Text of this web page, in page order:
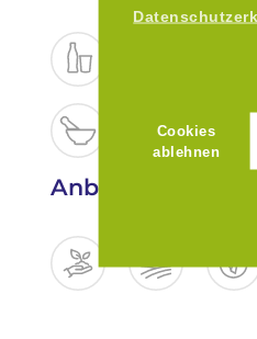
Cookies
ablehnen
Anbaukriterien